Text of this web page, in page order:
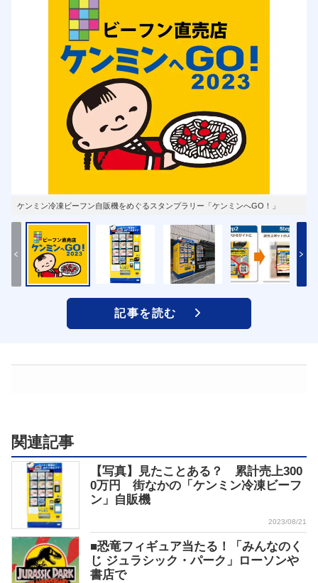
ケンミン冷凍ビーフン自販機をめぐるスタンプラリー「ケンミンへGO！」
記事を読む
関連記事
【写真】見たことある？ 累計売上300
0万円 街なかの「ケンミン冷凍ビーフ
ン」自販機
2023/08/21
■恐竜フィギュア当たる！「みんなのく
じ ジュラシック・パーク」ローソンや
書店で